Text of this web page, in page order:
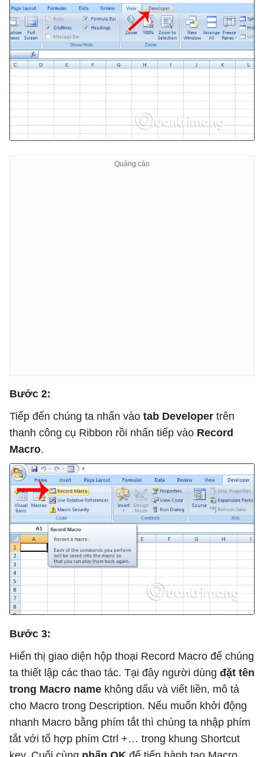
Bước 2:
Tiếp đến chúng ta nhấn vào tab Developer trên
thanh công cụ Ribbon rồi nhấn tiếp vào Record
Macro.
Bước 3:
Hiển thị giao diện hộp thoại Record Macro để chúng
ta thiết lập các thao tác. Tại đây người dùng đặt tên
trong Macro name không dấu và viết liền, mô tả
cho Macro trong Description. Nếu muốn khởi động
nhanh Macro bằng phím tắt thì chúng ta nhập phím
tắt với tổ hợp phím Ctrl +… trong khung Shortcut